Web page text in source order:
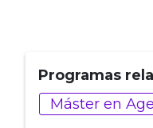
Programas
Máster en